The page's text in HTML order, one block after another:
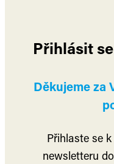
Přihlásit
Děkujeme za
Přihlaste se
newsletteru